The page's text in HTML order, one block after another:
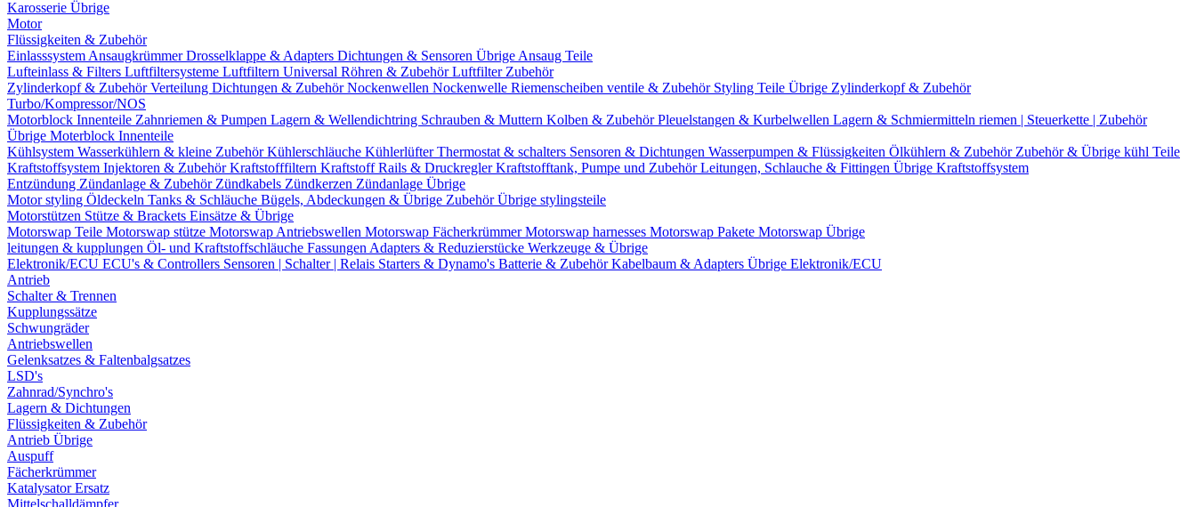
Karosserie Übrige
Motor
Flüssigkeiten & Zubehör
Einlasssystem AnsaugkrümmerDrosselklappe & Adapters Dichtungen & Sensoren Übrige Ansaug Teile
Lufteinlass & Filters Luftfiltersysteme Luftfiltern Universal Röhren & ZubehörLuftfilter Zubehör
Zylinderkopf & ZubehörVerteilung Dichtungen & ZubehörNockenwellen Nockenwelle Riemenscheiben ventile & Zubehör Styling Teile Übrige Zylinderkopf & Zubehör
Turbo/Kompressor/NOS
Motorblock Innenteile Zahnriemen & Pumpen Lagern & Wellendichtring Schrauben & Muttern Kolben & ZubehörPleuelstangen & Kurbelwellen Lagern & Schmiermitteln riemen | Steuerkette | Zubehör
Übrige Moterblock Innenteile
Kühlsystem Wasserkühlern & kleine ZubehörKühlerschläuche KühlerlüfterThermostat & schalters Sensoren & Dichtungen Wasserpumpen & Flüssigkeiten Ölkühlern & Zubehör Zubehör & Übrige kühl Teile
Kraftstoffsystem Injektoren & ZubehörKraftstofffiltern Kraftstoff Rails & DruckreglerKraftstofftank, Pumpe und ZubehörLeitungen, Schlauche & Fittingen Übrige Kraftstoffsystem
Entzündung Zündanlage & Zubehör Zündkabels Zündkerzen Zündanlage Übrige
Motor styling Öldeckeln Tanks & Schläuche Bügels, Abdeckungen & Übrige ZubehörÜbrige stylingsteile
Motorstützen Stütze & Brackets Einsätze & Übrige
Motorswap Teile Motorswap stütze Motorswap Antriebswellen Motorswap FächerkrümmerMotorswap harnesses Motorswap Pakete Motorswap Übrige
leitungen & kupplungen Öl- und Kraftstoffschläuche Fassungen Adapters & Reduzierstücke Werkzeuge & Übrige
Elektronik/ECU ECU's & Controllers Sensoren | Schalter | Relais Starters & Dynamo's Batterie & ZubehörKabelbaum & Adapters Übrige Elektronik/ECU
Antrieb
Schalter & Trennen
Kupplungssätze
Schwungräder
Antriebswellen
Gelenksatzes & Faltenbalgsatzes
LSD's
Zahnrad/Synchro's
Lagern & Dichtungen
Flüssigkeiten & Zubehör
Antrieb Übrige
Auspuff
Fächerkrümmer
Katalysator Ersatz
Mittelschalldämpfer